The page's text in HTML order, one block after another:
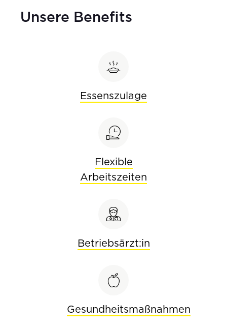
Unsere Benefits
Essenszulage
Flexible
Arbeitszeiten
Betriebsärzt:in
Gesundheitsmaßnahmen